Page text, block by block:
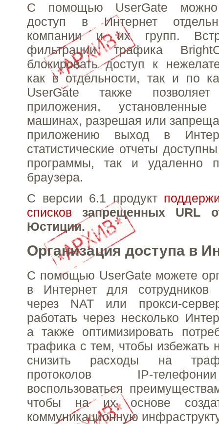
С помощью UserGate можно
доступ в Интернет
компании и их групп.
фильтрации трафика
блокировать доступ к
как в отдельности, так и по
UserGate также позволяет
приложения,
машинах, разрешая или
приложению выход в
статистические отчеты
программы, так и удаленно
браузера.
С версии 6.1 продукт
списков
запрещенных URL
Юстиции.
Организация доступа в
С помощью UserGate можете
в Интернет для сотрудников
через NAT или прокси-
работать через несколько
а также оптимизировать
трафика с тем, чтобы избежать
снизить расходы на
протоколов IP-
воспользоваться
чтобы на их основе
коммуникационную